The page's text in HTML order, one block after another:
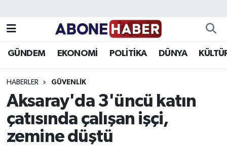
GÜNDEM EKONOMİ POLİTİKA DÜNYA
HABERLER GÜVENLIK
Aksaray'da 3'üncü katın
çatısında çalışan işçi,
zemine düştü
Asayiş
Bilim ve Teknoloji
Süper Lig Puan Durumu ve Fikstür
Tüm Manşetler